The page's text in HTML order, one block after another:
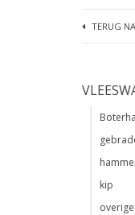
TERUG
kip